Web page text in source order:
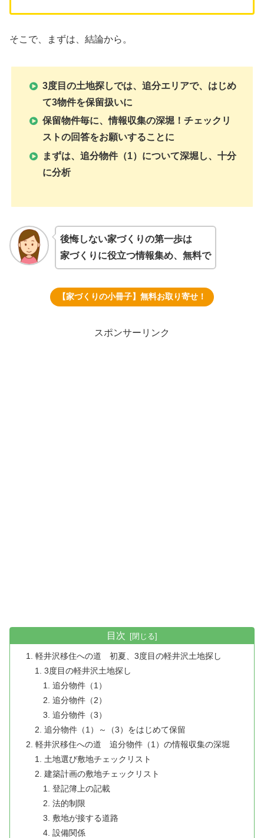
そこで、まずは、結論から。
3度目の土地探しでは、追分エリアで、 はじめ
て3物件を保留扱いに
保留物件毎に、情報収集の深堀！チェックリ
ストの回答をお願いすることに
まずは、追分物件（1）について深堀し、十分
に分析
後悔しない家づくりの第一歩は
家づくりに役立つ情報集め、無料で
【家づくりの小冊子】無料お取り寄せ！
スポンサーリンク
目次
軽井沢移住への道 初夏、3度目の軽井沢土地探し
3度目の軽井沢土地探し
追分物件（1）
追分物件（2）
追分物件（3）
追分物件（1）～（3）をはじめて保留
軽井沢移住への道 追分物件（1）の情報収集の深堀
土地選び敷地チェックリスト
建築計画の敷地チェックリスト
登記簿上の記載
法的制限
敷地が接する道路
設備関係